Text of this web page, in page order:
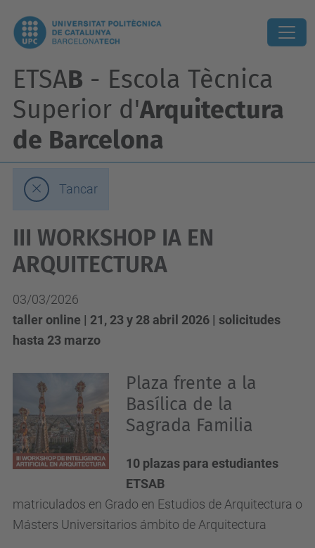
ETSAB - Escola Tècnica
Superior d'Arquitectura
de Barcelona
Tancar
III WORKSHOP IA EN
ARQUITECTURA
03/03/2026
taller online | 21, 23 y 28 abril 2026 | solicitudes
hasta 23 marzo
Plaza frente a la
Basílica de la
Sagrada Familia
10 plazas para estudiantes
ETSAB
matriculados en Grado en Estudios de Arquitectura o
Másters Universitarios ámbito de Arquitectura